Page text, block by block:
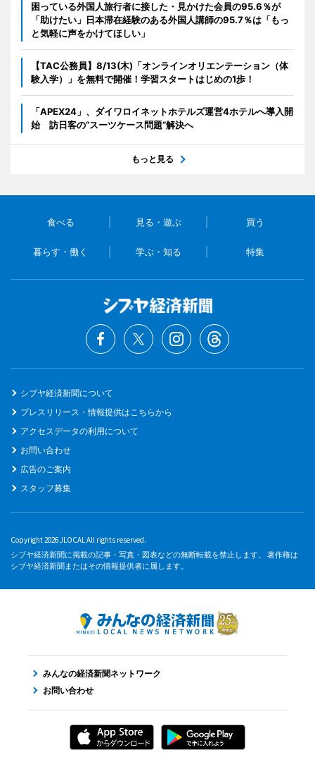
困っている外国人旅行者に接した・見かけた会員の95.6％が
「助けたい」日本滞在経験のある外国人講師の95.7％は「もっ
と気軽に声をかけてほしい」
【TAC公務員】8/13(木)「オンラインオリエンテーション（体
験入学）」を無料で開催！学習スタートはじめの1歩！
「APEX24」、ダイワロイネットホテルズ運営4ホテルへ導入開
始 訪日客の“スーツケース問題”解決へ
もっと見る
食べる 見る・遊ぶ 買う
暮らす・働く 学ぶ・知る 特集
シブヤ経済新聞について
プレスリリース・情報提供はこちらから
アクセスデータの利用について
お問い合わせ
広告のご案内
スタッフ募集
Copyright 2026 JLOCAL All rights reserved.
シブヤ経済新聞に掲載の記事・写真・図表などの無断転載を禁止します。 著作権は
シブヤ経済新聞またはその情報提供者に属します。
みんなの経済新聞ネットワーク
お問い合わせ